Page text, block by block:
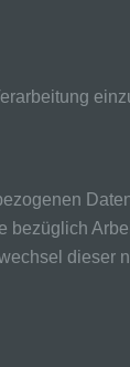
bezüglich
dieser